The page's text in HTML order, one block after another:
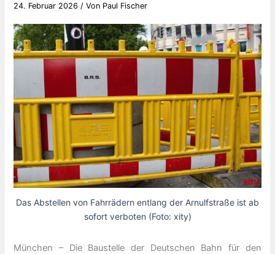
24. Februar 2026 / Von Paul Fischer
Das Abstellen von Fahrrädern entlang der Arnulfstraße ist ab
sofort verboten (Foto: xity)
München – Die Baustelle der Deutschen Bahn für den